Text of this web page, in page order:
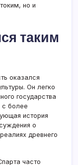
но и
таким
оказался
Он легко
государства
с более
история
о
древнего
часто